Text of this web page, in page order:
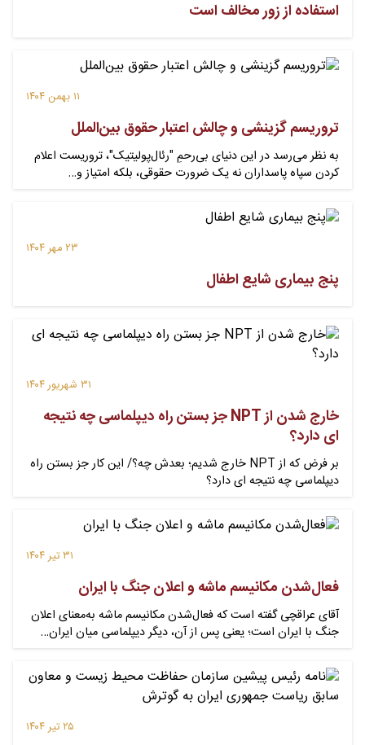
استفاده از زور مخالف است
۱۱ بهمن ۱۴۰۴
تروریسم گزینشی و چالش اعتبار حقوق بین‌الملل
به نظر می‌رسد در این دنیای بی‌رحمِ "رئال‌پولیتیک"، تروریست اعلام
کردن سپاه پاسداران نه یک ضرورت حقوقی، بلکه امتیاز و…
۲۳ مهر ۱۴۰۴
پنج بیماری شایع اطفال
۳۱ شهریور ۱۴۰۴
خارج شدن از NPT جز بستن راه دیپلماسی چه نتیجه
ای دارد؟
بر فرض که از NPT خارج شدیم؛ بعدش چه؟/ این کار جز بستن راه
دیپلماسی چه نتیجه ای دارد؟
۳۱ تیر ۱۴۰۴
فعال‌شدن مکانیسم ماشه و اعلان جنگ با ایران
آقای عراقچی گفته است که فعال‌شدن مکانیسم ماشه به‌معنای اعلان
جنگ با ایران است؛ یعنی پس از آن، دیگر دیپلماسی میان ایران…
۲۵ تیر ۱۴۰۴